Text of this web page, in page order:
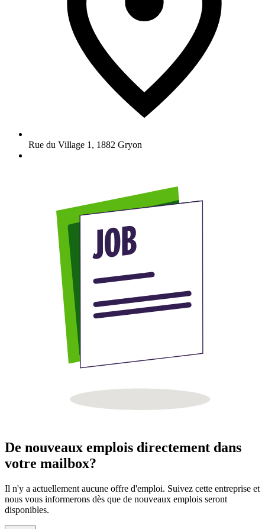
Rue du Village 1 , 1882 Gryon
De nouveaux emplois directement dans
votre mailbox?
Il n'y a actuellement aucune offre d'emploi. Suivez cette entreprise et
nous vous informerons dès que de nouveaux emplois seront
disponibles.